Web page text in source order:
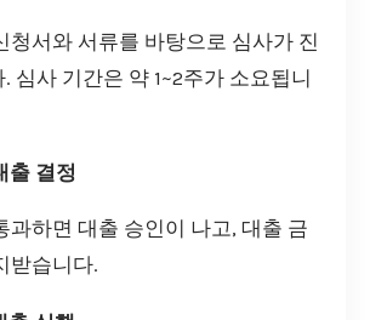
청서와 서류를 바탕으로 심사가 진
심사 기간은 약 1~2주가 소요됩니
출 결정
과하면 대출 승인이 나고, 대출 금
받습니다.